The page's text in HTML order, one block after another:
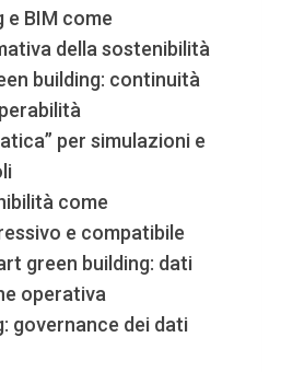
e BIM come
della sostenibilità
building: continuità
per simulazioni e
come
e compatibile
green building: dati
operativa
governance dei dati